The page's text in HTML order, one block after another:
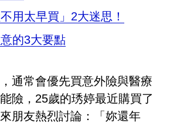
用太早買」2大迷思！
的3大要點
通常會優先買意外險與醫療
險，25歲的琇婷最近購買了
朋友熱烈討論：「妳還年